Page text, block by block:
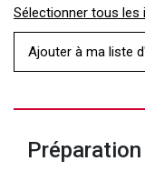
Sélectionner tous les
Ajouter à ma liste
Préparation